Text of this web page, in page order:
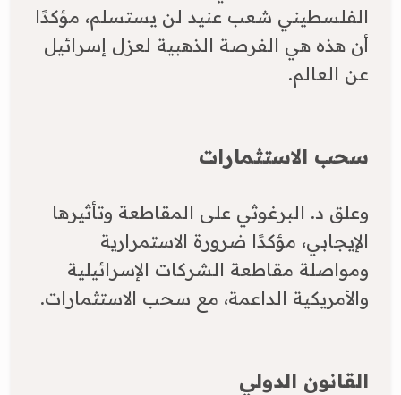
الفلسطيني شعب عنيد لن يستسلم، مؤكدًا
أن هذه هي الفرصة الذهبية لعزل إسرائيل
عن العالم.
سحب الاستثمارات
وعلق د. البرغوثي على المقاطعة وتأثيرها
الإيجابي، مؤكدًا ضرورة الاستمرارية
ومواصلة مقاطعة الشركات الإسرائيلية
والأمريكية الداعمة، مع سحب الاستثمارات.
القانون الدولي